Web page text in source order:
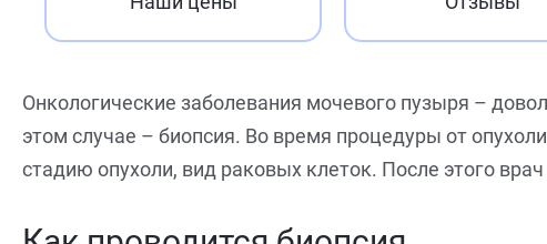
Онкологические заболевания мочевого пузыря –
этом случае – биопсия. Во время процедуры от
стадию опухоли, вид раковых клеток. После этого